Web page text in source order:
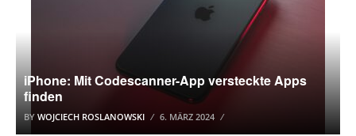
iPhone: Mit Codescanner-App versteckte Apps
finden
BY WOJCIECH ROSLANOWSKI 6. MÄRZ 2024